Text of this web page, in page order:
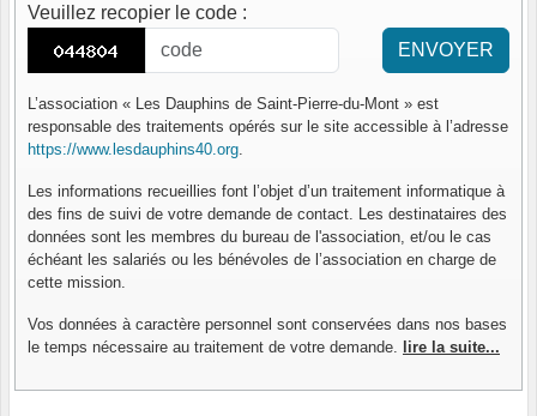
Veuillez recopier le code :
ENVOYER
L’association « Les Dauphins de Saint-Pierre-du-Mont » est
responsable des traitements opérés sur le site accessible à l’adresse
https://www.lesdauphins40.org.
Les informations recueillies font l’objet d’un traitement informatique à
des fins de suivi de votre demande de contact. Les destinataires des
données sont les membres du bureau de l'association, et/ou le cas
échéant les salariés ou les bénévoles de l’association en charge de
cette mission.
Vos données à caractère personnel sont conservées dans nos bases
le temps nécessaire au traitement de votre demande.
lire la suite...